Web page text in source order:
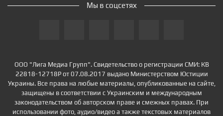
ООО "Лига Медиа Групп". Свидетельство о регистрации СМИ: КВ
22818-12718Р от 07.08.2017 выдано Министерством Юстиции
Украины. Все права на любые материалы, опубликованные на сайте,
защищены в соответствии с Украинским и международным
законодательством об авторском праве и смежных правах. При
использовании фото, аудио/видео а также текстовых материалов
Мы в соцсетях